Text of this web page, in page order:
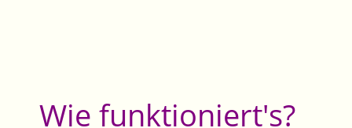
Wie funktioniert's?